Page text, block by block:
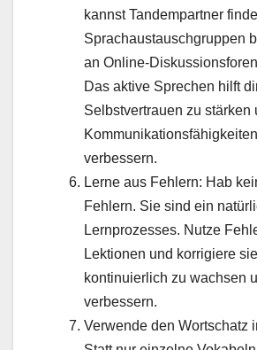
kannst Tandempartner
Sprachaustauschgruppen
an Online-
Das aktive Sprechen hilft
Selbstvertrauen zu stärken
verbessern.
Lerne aus Fehlern: Hab
Fehlern. Sie sind ein
Lernprozesses. Nutze
Lektionen und korrigiere
kontinuierlich zu wachsen
verbessern.
Verwende den Wortschatz